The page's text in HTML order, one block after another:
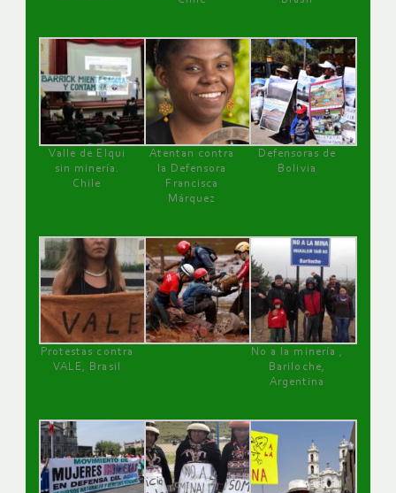
Valle de Elqui
sin minería.
Chile
Atentan contra
la Defensora
Francisca
Márquez
Defensoras de
Bolivia
Protestas contra
VALE, Brasil
No a la minería ,
Bariloche,
Argentina